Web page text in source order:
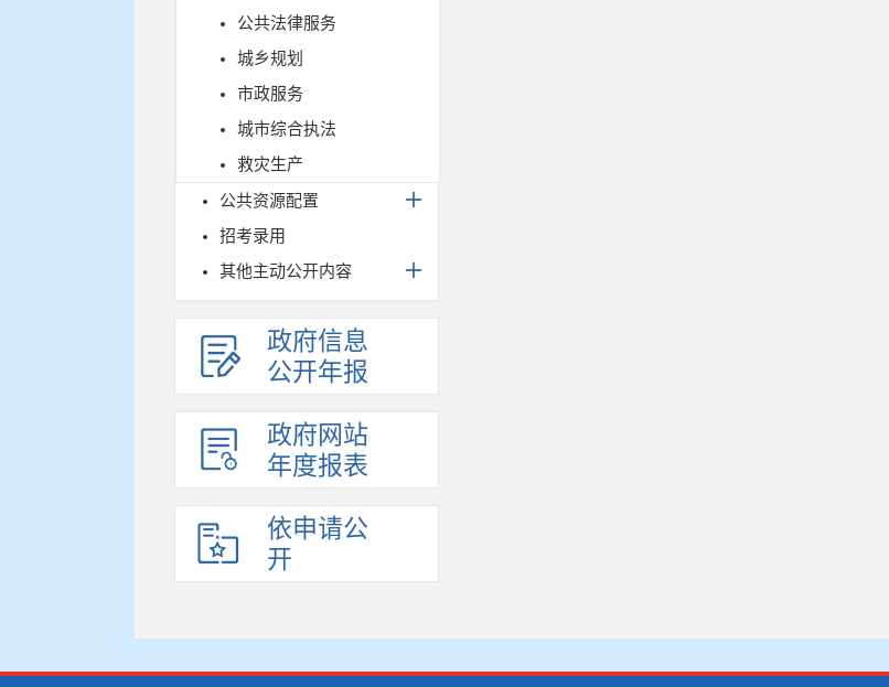
公共法律服务
城乡规划
市政服务
城市综合执法
救灾生产
公共资源配置
招考录用
其他主动公开内容
政府信息
公开年报
政府网站
年度报表
依申请公
开